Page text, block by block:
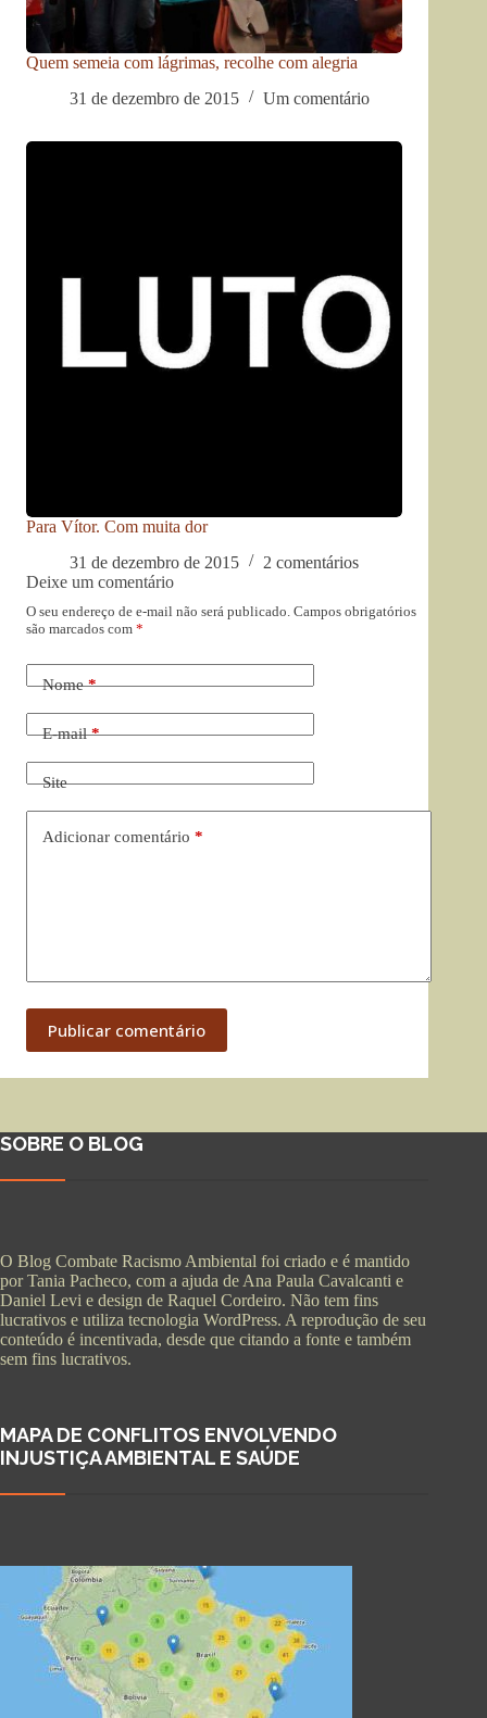
Quem semeia com lágrimas, recolhe com alegria
31 de dezembro de 2015
Um comentário
Para Vítor. Com muita dor
31 de dezembro de 2015
2 comentários
Deixe um comentário
O seu endereço de e-mail não será publicado. Campos obrigatórios
são marcados com *
Nome*
E-mail*
Site
Adicionar comentário *
Publicar comentário
SOBRE O BLOG
O Blog Combate Racismo Ambiental foi criado e é mantido
por Tania Pacheco, com a ajuda de Ana Paula Cavalcanti e
Daniel Levi e design de Raquel Cordeiro. Não tem fins
lucrativos e utiliza tecnologia WordPress. A reprodução de seu
conteúdo é incentivada, desde que citando a fonte e também
sem fins lucrativos.
MAPA DE CONFLITOS ENVOLVENDO
INJUSTIÇA AMBIENTAL E SAÚDE